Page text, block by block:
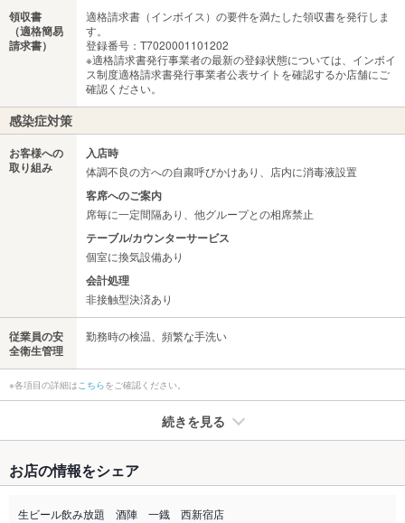
領収書
（適格簡易
請求書）
適格請求書（インボイス）の要件を満たした領収書を発行しま
す。
登録番号：T7020001101202
※適格請求書発行事業者の最新の登録状態については、インボイ
ス制度適格請求書発行事業者公表サイトを確認するか店舗にご
確認ください。
感染症対策
お客様への
取り組み
入店時
体調不良の方への自粛呼びかけあり、店内に消毒液設置
客席へのご案内
席毎に一定間隔あり、他グループとの相席禁止
テーブル/カウンターサービス
個室に換気設備あり
会計処理
非接触型決済あり
従業員の安
全衛生管理
勤務時の検温、頻繁な手洗い
※各項目の詳細はこちらをご確認ください。
続きを見る
禁煙・喫煙
全席喫煙可
お店の情報をシェア
生ビール飲み放題 酒陣 一鐡 西新宿店